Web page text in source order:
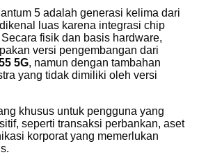
5 adalah generasi kelima dari
luas karena integrasi chip
fisik dan basis hardware,
versi pengembangan dari
5G, namun dengan tambahan
yang tidak dimiliki oleh versi
khusus untuk pengguna yang
seperti transaksi perbankan, aset
korporat yang memerlukan